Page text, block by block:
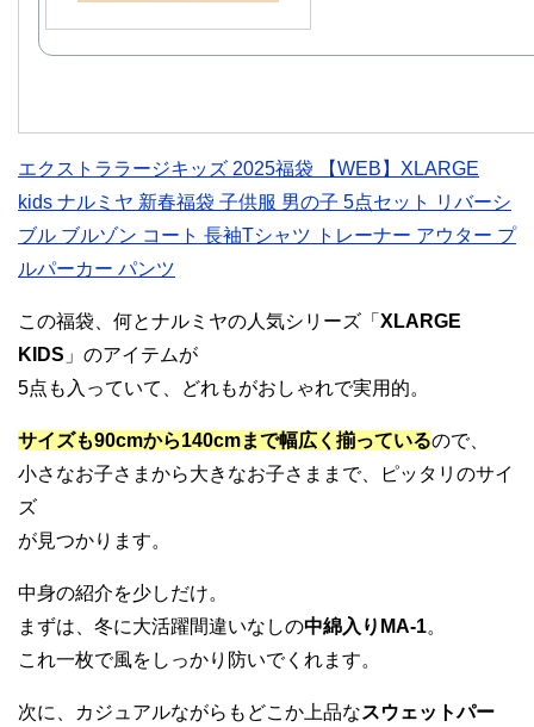
エクストララージキッズ 2025福袋 【WEB】XLARGE
kids ナルミヤ 新春福袋 子供服 男の子 5点セット リバーシ
ブル ブルゾン コート 長袖Tシャツ トレーナー アウター プ
ルパーカー パンツ
この福袋、何とナルミヤの人気シリーズ「 XLARGE
KIDS 」のアイテムが
5点も入っていて、どれもがおしゃれで実用的。
サイズも90cmから140cmまで幅広く揃っているので、
小さなお子さまから大きなお子さままで、ピッタリのサイ
ズ
が見つかります。
中身の紹介を少しだけ。
まずは、冬に大活躍間違いなしの中綿入りMA-1。
これ一枚で風をしっかり防いでくれます。
次に、カジュアルながらもどこか上品なスウェットパー